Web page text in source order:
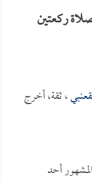
ركعتين
، ثقة، أخرج
أحد